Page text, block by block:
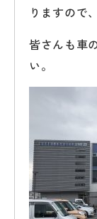
りますので、
皆さんも車
い。